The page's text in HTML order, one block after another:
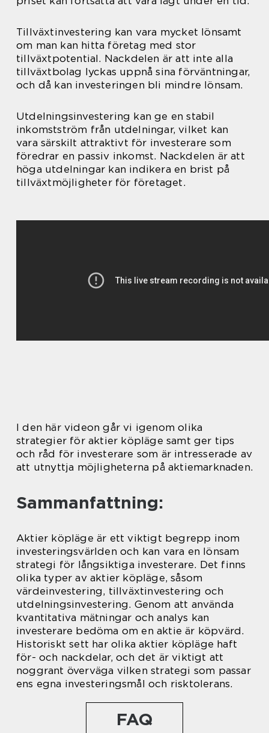
Tillväxtinvestering kan vara mycket lönsamt
om man kan hitta företag med stor
tillväxtpotential. Nackdelen är att inte alla
tillväxtbolag lyckas uppnå sina förväntningar,
och då kan investeringen bli mindre lönsam.
Utdelningsinvestering kan ge en stabil
inkomstström från utdelningar, vilket kan
vara särskilt attraktivt för investerare som
föredrar en passiv inkomst. Nackdelen är att
höga utdelningar kan indikera en brist på
tillväxtmöjligheter för företaget.
I den här videon går vi igenom olika
strategier för aktier köpläge samt ger tips
och råd för investerare som är intresserade av
att utnyttja möjligheterna på aktiemarknaden.
Sammanfattning:
Aktier köpläge är ett viktigt begrepp inom
investeringsvärlden och kan vara en lönsam
strategi för långsiktiga investerare. Det finns
olika typer av aktier köpläge, såsom
värdeinvestering, tillväxtinvestering och
utdelningsinvestering. Genom att använda
kvantitativa mätningar och analys kan
investerare bedöma om en aktie är köpvärd.
Historiskt sett har olika aktier köpläge haft
för- och nackdelar, och det är viktigt att
noggrant överväga vilken strategi som passar
ens egna investeringsmål och risktolerans.
FAQ